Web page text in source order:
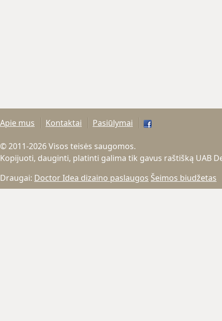
Apie mus Kontaktai Pasiūlymai
© 2011-2026 Visos teisės saugomos.
Kopijuoti, dauginti, platinti galima tik gavus raštišką UAB
Draugai: Doctor Idea dizaino paslaugos Šeimos biudžetas